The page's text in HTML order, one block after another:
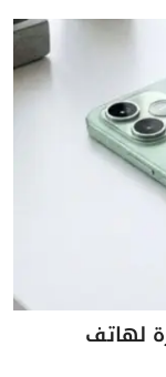
لهاتف